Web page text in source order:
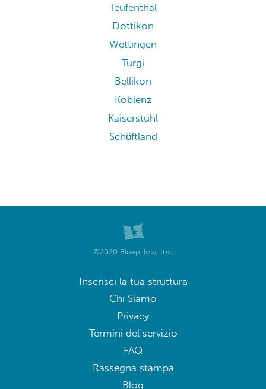
Teufenthal
Dottikon
Wettingen
Turgi
Bellikon
Koblenz
Kaiserstuhl
Schöftland
©2020 Bluepillow, Inc.
Inserisci la tua struttura
Chi Siamo
Privacy
Termini del servizio
FAQ
Rassegna stampa
Blog